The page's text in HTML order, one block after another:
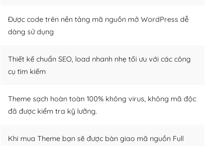
Được code trên nền tảng mã nguồn mở WordPress dễ
dàng sử dụng
Thiết kế chuẩn SEO, load nhanh nhẹ tối ưu với các công
cụ tìm kiếm
Theme sạch hoàn toàn 100% không virus, không mã độc
đã được kiểm tra kỹ lưỡng.
Khi mua Theme bạn sẽ được bàn giao mã nguồn Full